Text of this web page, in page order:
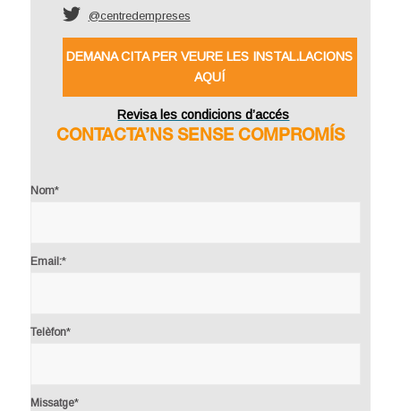
@centredempreses
DEMANA CITA PER VEURE LES INSTAL.LACIONS
AQUÍ
Revisa les condicions d’accés
CONTACTA’NS SENSE COMPROMÍS
Nom*
Email:*
Telèfon*
Missatge*